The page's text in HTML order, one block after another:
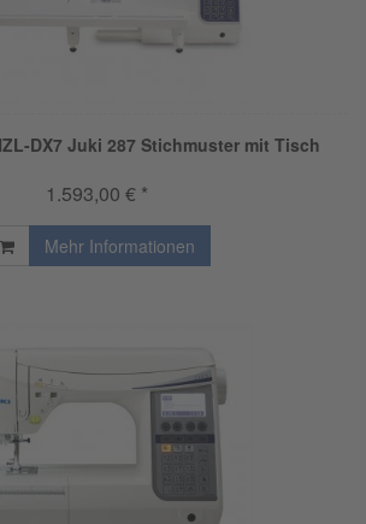
DX7 Juki 287 Stichmuster mit Tisch
1.593,00 € *
Mehr Informationen